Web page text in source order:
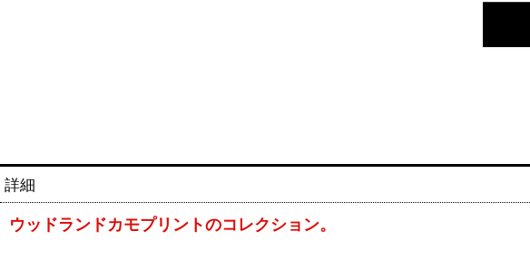
詳細
ウッドランドカモプリントのコレクション。